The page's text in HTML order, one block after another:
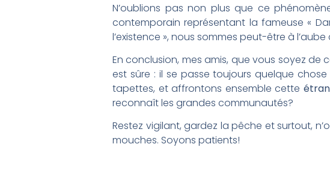
N’oublions pas non plus que ce
contemporain représentant la fameuse «
l’existence », nous sommes peut-être à
En conclusion, mes amis, que vous soyez
est sûre : il se passe toujours quelque
tapettes, et affrontons ensemble cette
reconnaît les grandes communautés?
Restez vigilant, gardez la pêche et surtout,
mouches. Soyons patients!